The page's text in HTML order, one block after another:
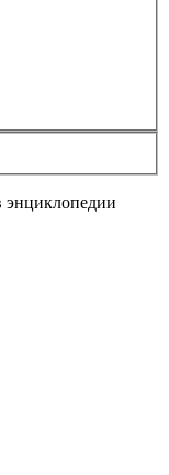
энциклопедии